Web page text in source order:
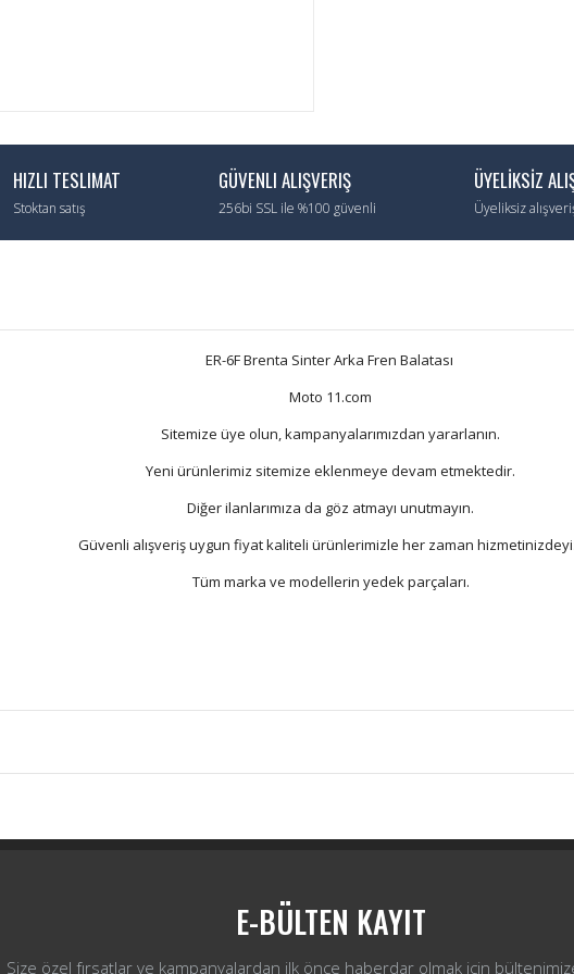
HIZLI TESLIMAT
Stoktan satış
GÜVENLI ALIŞVERIŞ
256bi SSL ile %100 güvenli
ÜYELİKSİZ
Üyeliksiz
ER-6F Brenta Sinter Arka Fren Balatası
Moto 11.com
Sitemize üye olun, kampanyalarımızdan yararlanın.
Yeni ürünlerimiz sitemize eklenmeye devam etmektedir.
Diğer ilanlarımıza da göz atmayı unutmayın.
Güvenli alışveriş uygun fiyat kaliteli ürünlerimizle her zaman
Tüm marka ve modellerin yedek parçaları.
E-BÜLTEN KAYIT
Size özel fırsatlar ve kampanyalardan ilk önce haberdar olmak için